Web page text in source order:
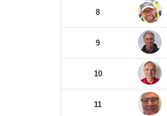
8
9
10
11